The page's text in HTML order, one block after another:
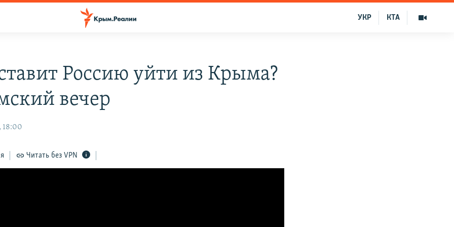
КТА
УКР
Россию уйти из Крыма?
вечер
18:00
Читать без VPN